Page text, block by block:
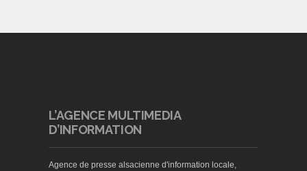
L’AGENCE MULTIMEDIA
D’INFORMATION
Agence de presse alsacienne d'information locale,